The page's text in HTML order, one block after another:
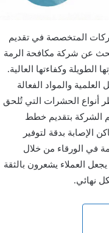
المتخصصة في تقديم
عن شركة مكافحة الرمة
الطويلة وكفاءتها العالية.
والمواد الفعالة
أنواع الحشرات التي تُلحق
الشركة بتقديم خطط
بدقة لتوفير
في الورقاء من خلال
العملاء يشعرون بالثقة
نهائي.